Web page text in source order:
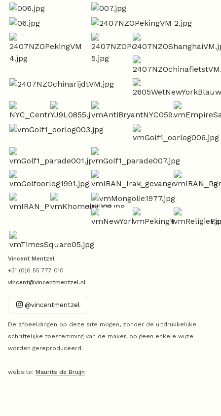
Vincent Mentzel
+31 (0)6 55 777 010
vincent@vincentmentzel.nl
@vincentmentzel
De afbeeldingen op deze site mogen, zonder de uitdrukkelijke
schriftelijke toestemming van de maker, op geen enkele wijze
worden gereproduceerd.
website: Maurits de Bruijn